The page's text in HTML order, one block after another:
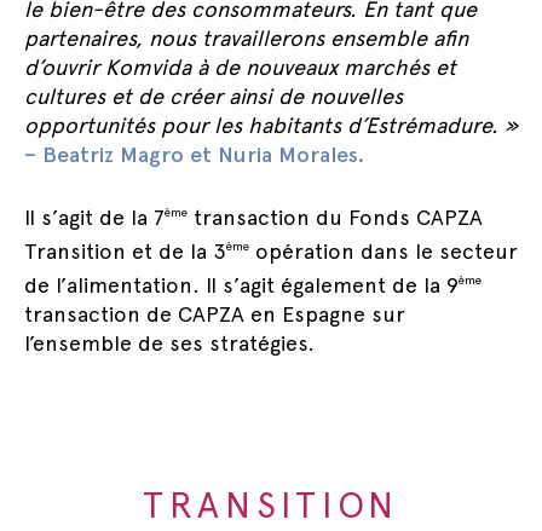
le bien-être des consommateurs. En tant que
partenaires, nous travaillerons ensemble afin
d’ouvrir Komvida à de nouveaux marchés et
cultures et de créer ainsi de nouvelles
opportunités pour les habitants d’Estrémadure. »
– Beatriz Magro et Nuria Morales.
Il s’agit de la 7ème transaction du Fonds CAPZA
Transition et de la 3ème opération dans le secteur
de l’alimentation. Il s’agit également de la 9ème
transaction de CAPZA en Espagne sur
l’ensemble de ses stratégies.
TRANSITION